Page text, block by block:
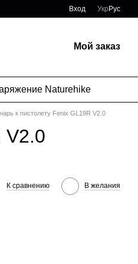
Вход Укр Рус
Мой заказ
Naturehike
к пистолету Fenix GL19R V2.0
V2.0
К сравнению В желания